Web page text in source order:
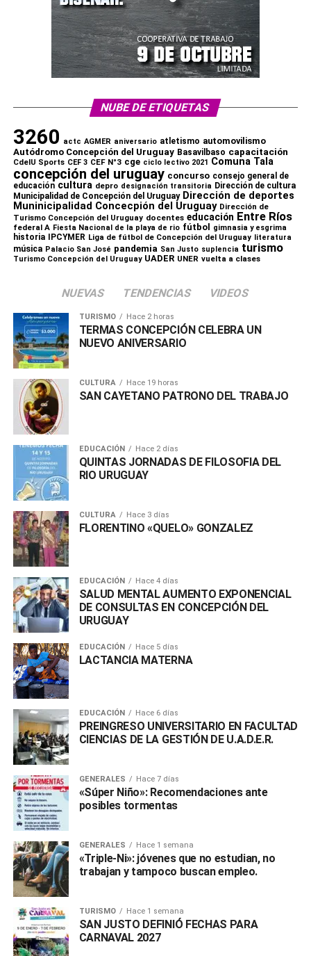
NUBE DE ETIQUETAS
3260 actc AGMER aniversario atletismo automovilismo
Autódromo Concepción del Uruguay Basavilbaso capacitación
CdelU Sports CEF 3 CEF N°3 cge ciclo lectivo 2021 Comuna Tala
concepción del uruguay concurso consejo general de
educación cultura depro designación transitoria Dirección de cultura
Municipalidad de Concepción del Uruguay Dirección de deportes
Muninicipalidad Concecpión del Uruguay Dirección de
Turismo Concepción del Uruguay docentes educación Entre Ríos
federal A Fiesta Nacional de la playa de rio fútbol gimnasia y esgrima
historia IPCYMER Liga de fútbol de Concepción del Uruguay literatura
música Palacio San José pandemia San Justo suplencia turismo
Turismo Concepción del Uruguay UADER UNER vuelta a clases
NUEVAS TENDENCIAS VIDEOS
TURISMO Hace 2 horas
TERMAS CONCEPCIÓN CELEBRA UN
NUEVO ANIVERSARIO
CULTURA Hace 19 horas
SAN CAYETANO PATRONO DEL TRABAJO
EDUCACIÓN Hace 2 días
QUINTAS JORNADAS DE FILOSOFIA DEL
RIO URUGUAY
CULTURA Hace 3 días
FLORENTINO «QUELO» GONZALEZ
EDUCACIÓN Hace 4 días
SALUD MENTAL AUMENTO EXPONENCIAL
DE CONSULTAS EN CONCEPCIÓN DEL
URUGUAY
EDUCACIÓN Hace 5 días
LACTANCIA MATERNA
EDUCACIÓN Hace 6 días
PREINGRESO UNIVERSITARIO EN FACULTAD
CIENCIAS DE LA GESTIÓN DE U.A.D.E.R.
GENERALES Hace 7 días
«Súper Niño»: Recomendaciones ante
posibles tormentas
GENERALES Hace 1 semana
«Triple-Ni»: jóvenes que no estudian, no
trabajan y tampoco buscan empleo.
TURISMO Hace 1 semana
SAN JUSTO DEFINIÓ FECHAS PARA
CARNAVAL 2027